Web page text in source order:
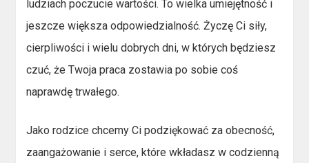
ludziach poczucie wartości. To wielka umiejętność i
jeszcze większa odpowiedzialność. Życzę Ci siły,
cierpliwości i wielu dobrych dni, w których będziesz
czuć, że Twoja praca zostawia po sobie coś
naprawdę trwałego.
Jako rodzice chcemy Ci podziękować za obecność,
zaangażowanie i serce, które wkładasz w codzienną